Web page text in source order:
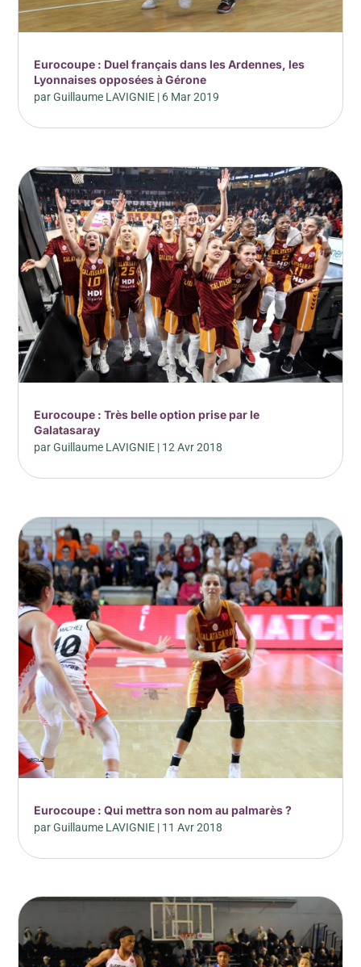
Eurocoupe : Duel français dans les Ardennes, les
Lyonnaises opposées à Gérone
parGuillaume LAVIGNIE | 6 Mar 2019
Eurocoupe : Très belle option prise par le
Galatasaray
parGuillaume LAVIGNIE | 12 Avr 2018
Eurocoupe : Qui mettra son nom au palmarès ?
parGuillaume LAVIGNIE | 11 Avr 2018